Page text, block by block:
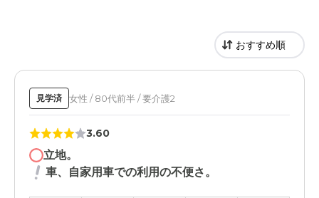
見学済 女性 / 80代前半 / 要介護2
3.60
立地。
車、自家用車での利用の不便さ。